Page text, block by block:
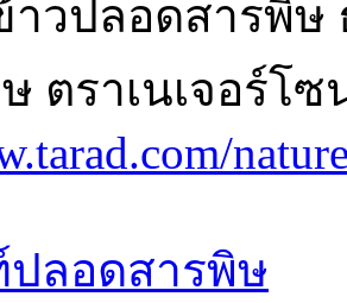
าวปลอดสารพิ
ตราเนเจอร์โซ
ลอดสารพิษ